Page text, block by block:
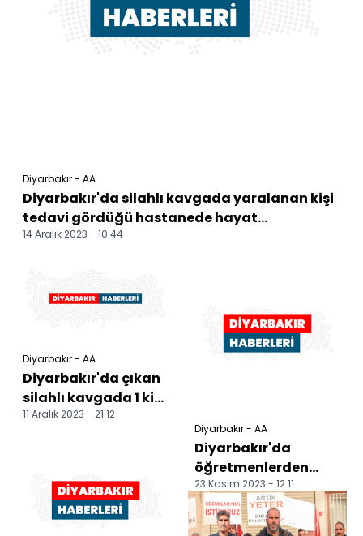
Diyarbakır - AA
Diyarbakır'da silahlı kavgada yaralanan kişi
tedavi gördüğü hastanede hayat...
14 Aralık 2023 - 10:44
Diyarbakır - AA
Diyarbakır'da çıkan
silahlı kavgada 1 kişi
öldü, 1 kişi yaralandı
11 Aralık 2023 - 21:12
Diyarbakır - AA
Diyarbakır'da
öğretmenlerden
oluşan ekip 7
bölgenin halk
oyunlarını sergile...
23 Kasım 2023 - 12:11